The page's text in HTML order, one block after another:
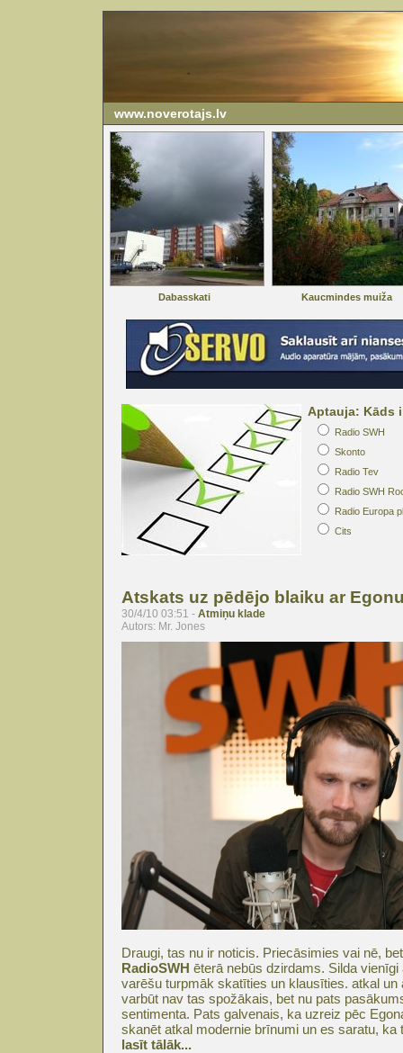
www.noverotajs.lv
Dabasskati Kaucmindes muiža
Aptauja: Kāds
Radio SWH
Skonto
Radio Tev
Radio SWH
Radio Europa
Cits
Atskats uz pēdējo blaiku ar
30/4/10 03:51 - Atmiņu klade
Autors: Mr. Jones
Draugi, tas nu ir noticis. Priecāsimies vai nē,
RadioSWH ēterā nebūs dzirdams. Silda
varēšu turpmāk skatīties un klausīties. atkal
varbūt nav tas spožākais, bet nu pats
sentimenta. Pats galvenais, ka uzreiz pēc
skanēt atkal modernie brīnumi un es saratu, ka
lasīt tālāk...